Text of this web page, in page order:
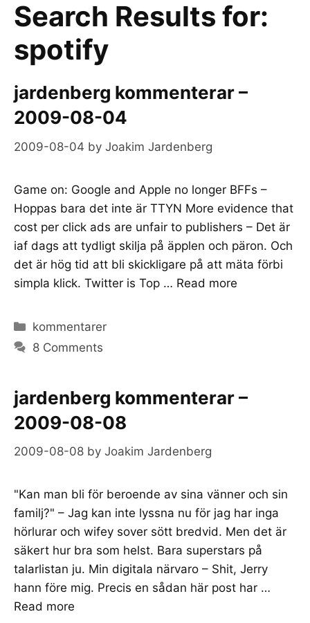
Search Results for:
spotify
jardenberg kommenterar –
2009-08-04
2009-08-04 by Joakim Jardenberg
Game on: Google and Apple no longer BFFs –
Hoppas bara det inte är TTYN More evidence that
cost per click ads are unfair to publishers – Det är
iaf dags att tydligt skilja på äpplen och päron. Och
det är hög tid att bli skickligare på att mäta förbi
simpla klick. Twitter is Top … Read more
Categories
kommentarer
8 Comments
jardenberg kommenterar –
2009-08-08
2009-08-08 by Joakim Jardenberg
"Kan man bli för beroende av sina vänner och sin
familj?" – Jag kan inte lyssna nu för jag har inga
hörlurar och wifey sover sött bredvid. Men det är
säkert hur bra som helst. Bara superstars på
talarlistan ju. Min digitala närvaro – Shit, Jerry
hann före mig. Precis en sådan här post har …
Read more